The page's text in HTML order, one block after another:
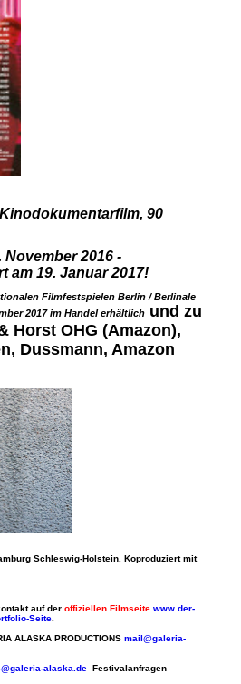
90
2016 -
am 19. Januar 2017!
Filmfestspielen Berlin / Berlinale
2017 im Handel erhältlich und zu
Horst OHG (Amazon),
Dussmann, Amazon
Schleswig-Holstein. Koproduziert mit
auf der offiziellen Filmseite www.der-
Seite
ALASKA PRODUCTIONS mail@galeria-
alaska.de Festivalanfragen